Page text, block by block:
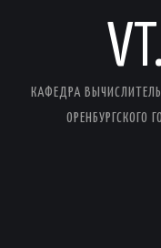
КАФЕДРА
ОРЕНБУРГСКОГО